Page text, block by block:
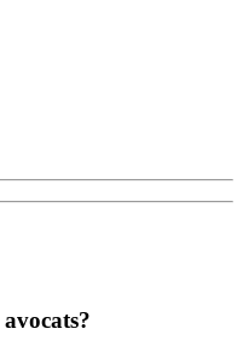
avocats?